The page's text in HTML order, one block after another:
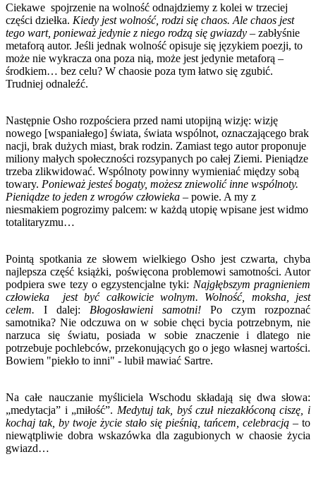
Ciekawe spojrzenie na wolność odnajdziemy z kolei w trzeciej
części dziełka. Kiedy jest wolność, rodzi się chaos. Ale chaos jest
tego wart, ponieważ jedynie z niego rodzą się gwiazdy – zabłyśnie
metaforą autor. Jeśli jednak wolność opisuje się językiem poezji, to
może nie wykracza ona poza nią, może jest jedynie metaforą –
środkiem… bez celu? W chaosie poza tym łatwo się zgubić.
Trudniej odnaleźć.
Następnie Osho rozpościera przed nami utopijną wizję: wizję
nowego [wspaniałego] świata, świata wspólnot, oznaczającego brak
nacji, brak dużych miast, brak rodzin. Zamiast tego autor proponuje
miliony małych społeczności rozsypanych po całej Ziemi. Pieniądze
trzeba zlikwidować. Wspólnoty powinny wymieniać między sobą
towary. Ponieważ jesteś bogaty, możesz zniewolić inne wspólnoty.
Pieniądze to jeden z wrogów człowieka – powie. A my z
niesmakiem pogrozimy palcem: w każdą utopię wpisane jest widmo
totalitaryzmu…
Pointą spotkania ze słowem wielkiego Osho jest czwarta, chyba
najlepsza część książki, poświęcona problemowi samotności. Autor
podpiera swe tezy o egzystencjalne tyki: Najgłębszym pragnieniem
człowieka jest być całkowicie wolnym. Wolność, moksha, jest
celem. I dalej: Błogosławieni samotni! Po czym rozpoznać
samotnika? Nie odczuwa on w sobie chęci bycia potrzebnym, nie
narzuca się światu, posiada w sobie znaczenie i dlatego nie
potrzebuje pochlebców, przekonujących go o jego własnej wartości.
Bowiem "piekło to inni" - lubił mawiać Sartre.
Na całe nauczanie myśliciela Wschodu składają się dwa słowa:
„medytacja” i „miłość”. Medytuj tak, byś czuł niezakłóconą ciszę, i
kochaj tak, by twoje życie stało się pieśnią, tańcem, celebracją – to
niewątpliwie dobra wskazówka dla zagubionych w chaosie życia
gwiazd…